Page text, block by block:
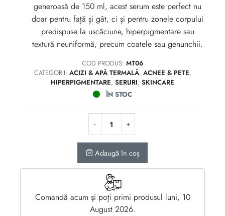
generoasă de 150 ml, acest serum este perfect nu
doar pentru față și gât, ci și pentru zonele corpului
predispuse la uscăciune, hiperpigmentare sau
textură neuniformă, precum coatele sau genunchii.
COD PRODUS: MT06
CATEGORII: ACIZI & APĂ TERMALĂ, ACNEE & PETE,
HIPERPIGMENTARE, SERURI, SKINCARE
ÎN STOC
Adaugă în coș
Comandă acum şi poţi primi produsul luni, 10
August 2026.